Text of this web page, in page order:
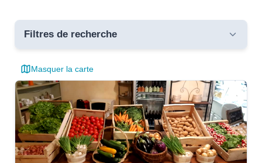
Filtres de recherche
Toutes les communes
critères
Masquer la carte